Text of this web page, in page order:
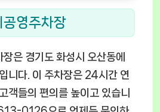
공영주차장
은 경기도 화성시 오산동에
니다. 이 주차장은 24시간 연
객들의 편의를 높이고 있습니